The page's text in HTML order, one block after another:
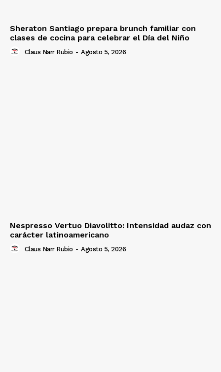
Sheraton Santiago prepara brunch familiar con
clases de cocina para celebrar el Día del Niño
Claus Narr Rubio - Agosto 5, 2026
Nespresso Vertuo Diavolitto: Intensidad audaz con
carácter latinoamericano
Claus Narr Rubio - Agosto 5, 2026